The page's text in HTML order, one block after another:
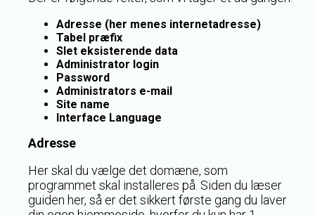
Adresse (her menes internetadresse)
Tabel præfix
Slet eksisterende data
Administrator login
Password
Administrators e-mail
Site name
Interface Language
Adresse
Her skal du vælge det domæne, som
programmet skal installeres på. Siden du læser
guiden her, så er det sikkert første gang du laver